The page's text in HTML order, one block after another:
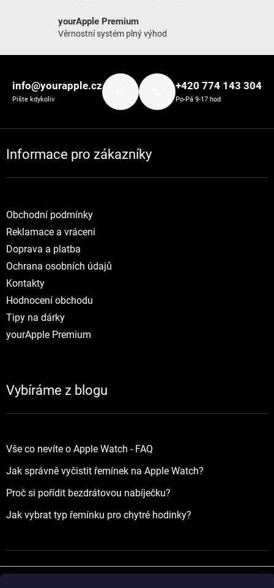
yourApple Premium
Věrnostní systém plný výhod
info@yourapple.cz
Pište kdykoliv
+420 774 143 304
Po-Pá 9-17 hod
Informace pro zákazníky
Obchodní podmínky
Reklamace a vráceni
Doprava a platba
Ochrana osobních údajů
Kontakty
Hodnocení obchodu
Tipy na dárky
yourApple Premium
Vybíráme z blogu
Vše co nevíte o Apple Watch - FAQ
Jak správně vyčistit řemínek na Apple Watch?
Proč si pořídit bezdrátovou nabíječku?
Jak vybrat typ řemínku pro chytré hodinky?